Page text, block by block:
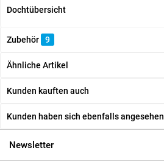
Dochtübersicht
Zubehör 9
Ähnliche Artikel
Kunden kauften auch
Kunden haben sich ebenfalls angesehen
Newsletter